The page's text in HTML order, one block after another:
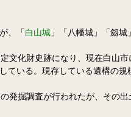
、「白山城 」「八幡城」「劔
文化財史跡になり、現在白山
ている。現存している遺構の
発掘調査が行われたが、その